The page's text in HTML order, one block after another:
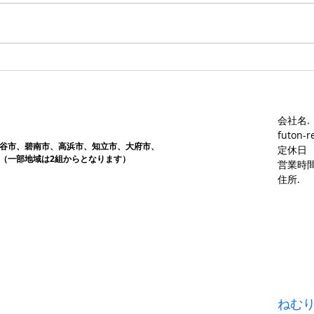
、碧南市、高浜市、知立市、大府市​、
一部地域は2組からとなります）
会社名
futon-
定休
営業時
住所.
ねむ